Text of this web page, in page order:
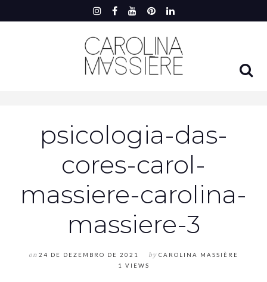
psicologia-das-
cores-carol-
massiere-carolina-
massiere-3
on 24 DE DEZEMBRO DE 2021 by CAROLINA MASSIÈRE
1 VIEWS